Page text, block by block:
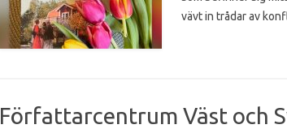
vävt in trådar av
Författarcentrum Väst och